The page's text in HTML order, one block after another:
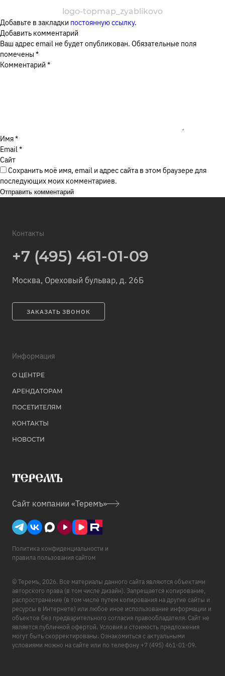
Я соглашаюсь сПолитикой в отношении обработки
персональных данных, а также на обработку
персональных данных
Москва, Ореховый бульвар, д. 26Б
ЗАКАЗАТЬ ЗВОНОК
logo-topmap_zyablikovo
Добавьте в закладки постоянную ссылку.
Добавить комментарий
Ваш адрес email не будет опубликован. Обязательные поля
помечены *
Комментарий *
Имя*
Email*
Сайт
Сохранить моё имя, email и адрес сайта в этом браузере для
последующих моих комментариев.
Контакты
+7 (495) 461-01-09
Москва, Ореховый бульвар, д. 26Б
ЗАКАЗАТЬ ЗВОНОК
Информация
О ЦЕНТРЕ
АРЕНДАТОРАМ
ПОСЕТИТЕЛЯМ
КОНТАКТЫ
НОВОСТИ
Сайт компании «Теремъ»
Политика конфиденциальности и
правила пользования сайтом
© Теремъ, 2026. Все материалы данного сайта являются объектами
авторского права (в том числе дизайн). Запрещается копирование,
распространение (в том числе путем копирования на другие сайты и
ресурсы в Интернете) или любое иное использование информации и
объектов без предварительного согласия правообладателя. Сайт не
является публичной офертой. Условия и стоимость предложения
могут быть скорректированы. Ознакомиться с актуальными
условиями можно на сайте или по телефону +7 (495) 461-01-09.